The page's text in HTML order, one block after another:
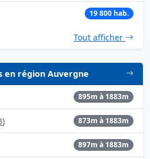
19 800 hab.
Tout afficher
en région Auvergne
895m à 1883m
) 873m à 1883m
897m à 1883m